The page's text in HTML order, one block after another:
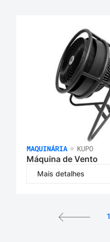
MAQUINÁRIA• KUPO
Máquina de Vento
Mais detalhes
1